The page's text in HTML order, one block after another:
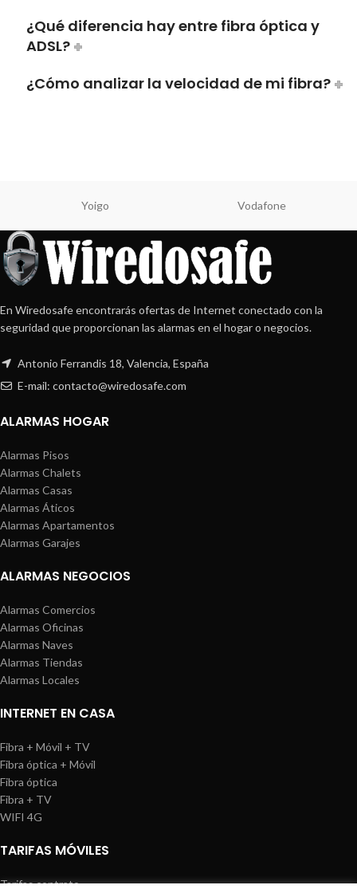
¿Qué diferencia hay entre fibra óptica y
ADSL?
¿Cómo analizar la velocidad de mi fibra?
Yoigo Vodafone
En Wiredosafe encontrarás ofertas de Internet conectado con la
seguridad que proporcionan las alarmas en el hogar o negocios.
Antonio Ferrandis 18, Valencia, España
E-mail: contacto@wiredosafe.com
ALARMAS HOGAR
Alarmas Pisos
Alarmas Chalets
Alarmas Casas
Alarmas Áticos
Alarmas Apartamentos
Alarmas Garajes
ALARMAS NEGOCIOS
Alarmas Comercios
Alarmas Oficinas
Alarmas Naves
Alarmas Tiendas
Alarmas Locales
INTERNET EN CASA
Fibra + Móvil + TV
Fibra óptica + Móvil
Fibra óptica
Fibra + TV
WIFI 4G
TARIFAS MÓVILES
Tarifas contrato